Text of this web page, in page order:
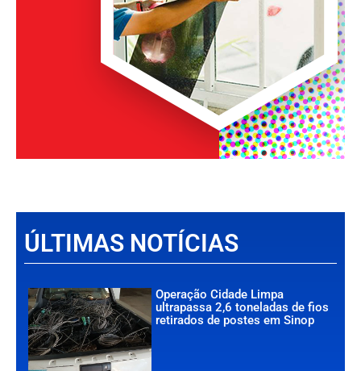
ÚLTIMAS NOTÍCIAS
Operação Cidade Limpa
ultrapassa 2,6 toneladas de fios
retirados de postes em Sinop